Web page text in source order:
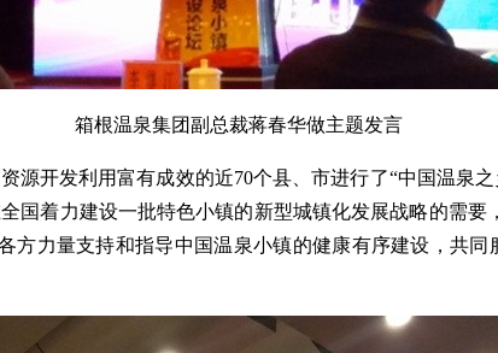
箱根温泉集团副总裁蒋春华做主题发言
源开发利用富有成效的近70个县、市进行了“中国温泉
国着力建设一批特色小镇的新型城镇化发展战略的需
方力量支持和指导中国温泉小镇的健康有序建设，共